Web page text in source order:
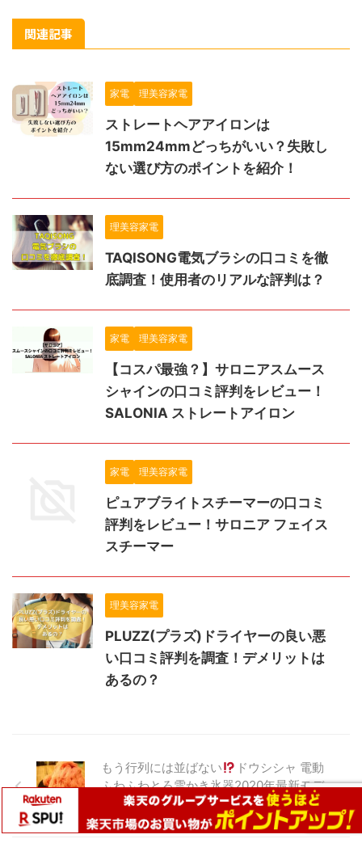
関連記事
家電 理美容家電
ストレートヘアアイロンは
15mm24mmどっちがいい？失敗し
ない選び方のポイントを紹介！
理美容家電
TAQISONG電気ブラシの口コミを徹
底調査！使用者のリアルな評判は？
家電 理美容家電
【コスパ最強？】サロニアスムース
シャインの口コミ評判をレビュー！
SALONIA ストレートアイロン
家電 理美容家電
ピュアブライトスチーマーの口コミ
評判をレビュー！サロニア フェイス
スチーマー
理美容家電
PLUZZ(プラズ)ドライヤーの良い悪
い口コミ評判を調査！デメリットは
あるの？
もう行列には並ばない
ドウシシャ 電動
ふわふわとろ雪かき氷器2020年最新モデ
ル！